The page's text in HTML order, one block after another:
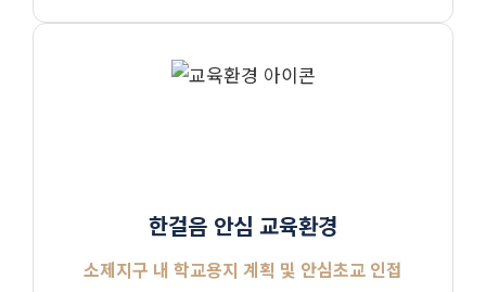
한걸음 안심 교육환경
소제지구 내 학교용지 계획 및 안심초교 인접